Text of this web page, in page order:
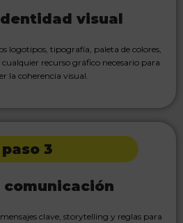
visual
logotipos, tipografía, paleta de colores,
recurso gráfico necesario para
la coherencia visual.
paso 3
comunicación
clave, storytelling y reglas para